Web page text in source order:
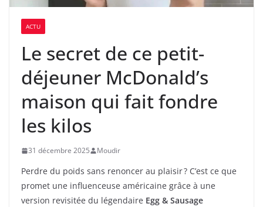
ACTU
Le secret de ce petit-
déjeuner McDonald’s
maison qui fait fondre
les kilos
31 décembre 2025 Moudir
Perdre du poids sans renoncer au plaisir ? C’est ce que
promet une influenceuse américaine grâce à une
version revisitée du légendaire Egg & Sausage